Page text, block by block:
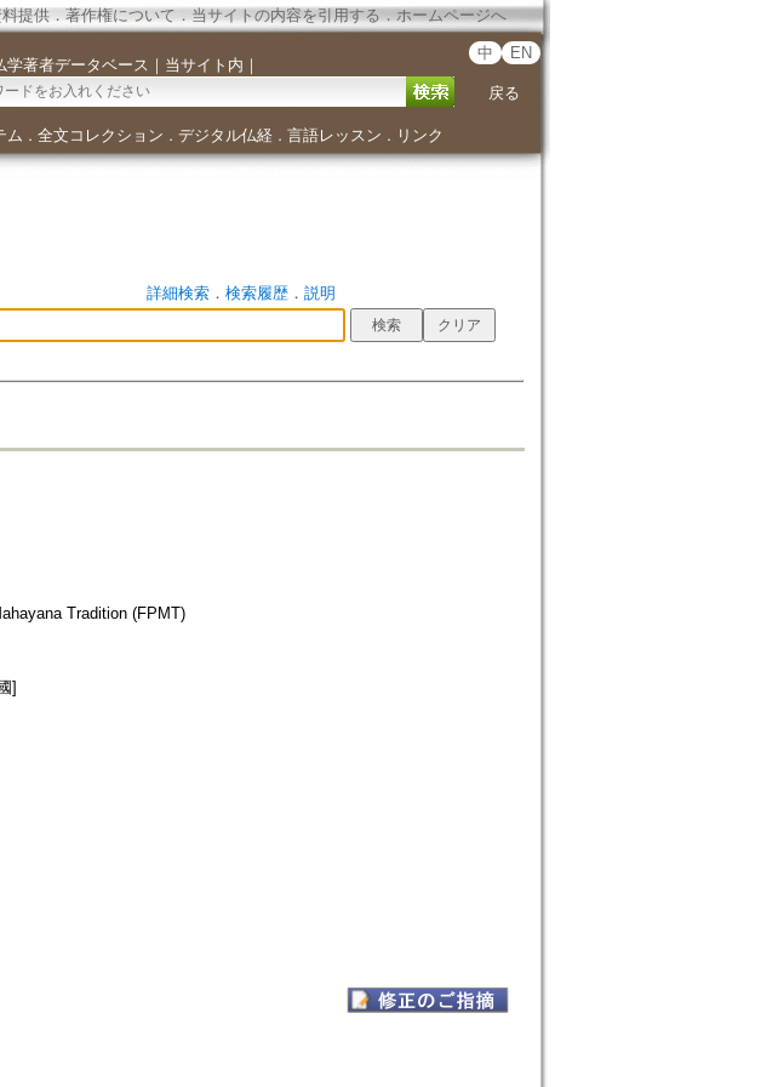
料提供． 著作権について．当サイトの内容を引用する ． ホームページへ
学著者データベース ｜ 当サイト内 ｜
中 EN
戻る
ム ． 全文コレクション ． デジタル仏経． 言語レッスン ． リンク
詳細検索． 検索履歴． 説明
Tradition (FPMT)
]